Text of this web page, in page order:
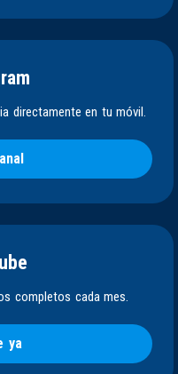
directamente en tu móvil.
completos cada mes.
ya